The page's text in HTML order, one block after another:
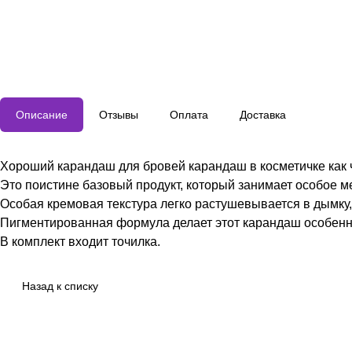
Описание Отзывы Оплата Доставка
Хороший карандаш для бровей карандаш в косметичке
Это поистине базовый продукт, который занимает особое
Особая кремовая текстура легко растушевывается в
Пигментированная формула делает этот карандаш
В комплект входит точилка.
Назад к списку